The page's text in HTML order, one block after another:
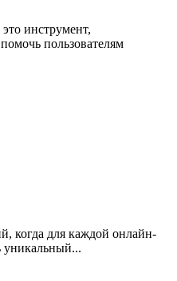
инструмент,
пользователям
когда для каждой онлайн-
уникальный...